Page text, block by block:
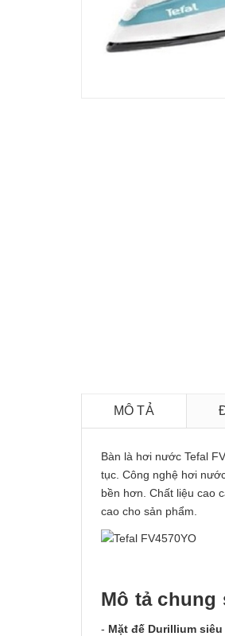
MÔ TẢ
Bàn là hơi nước Tefal
tục. Công nghệ hơi
bền hơn. Chất liệu cao
cao cho sản phẩm.
Mô tả chung
- Mặt đế Durillium